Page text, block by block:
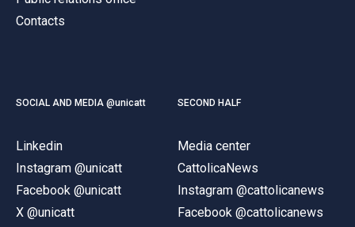
Contacts
SOCIAL AND MEDIA @unicatt
Linkedin
Instagram @unicatt
Facebook @unicatt
X @unicatt
SECOND HALF
Media center
CattolicaNews
Instagram @cattolicanews
Facebook @cattolicanews